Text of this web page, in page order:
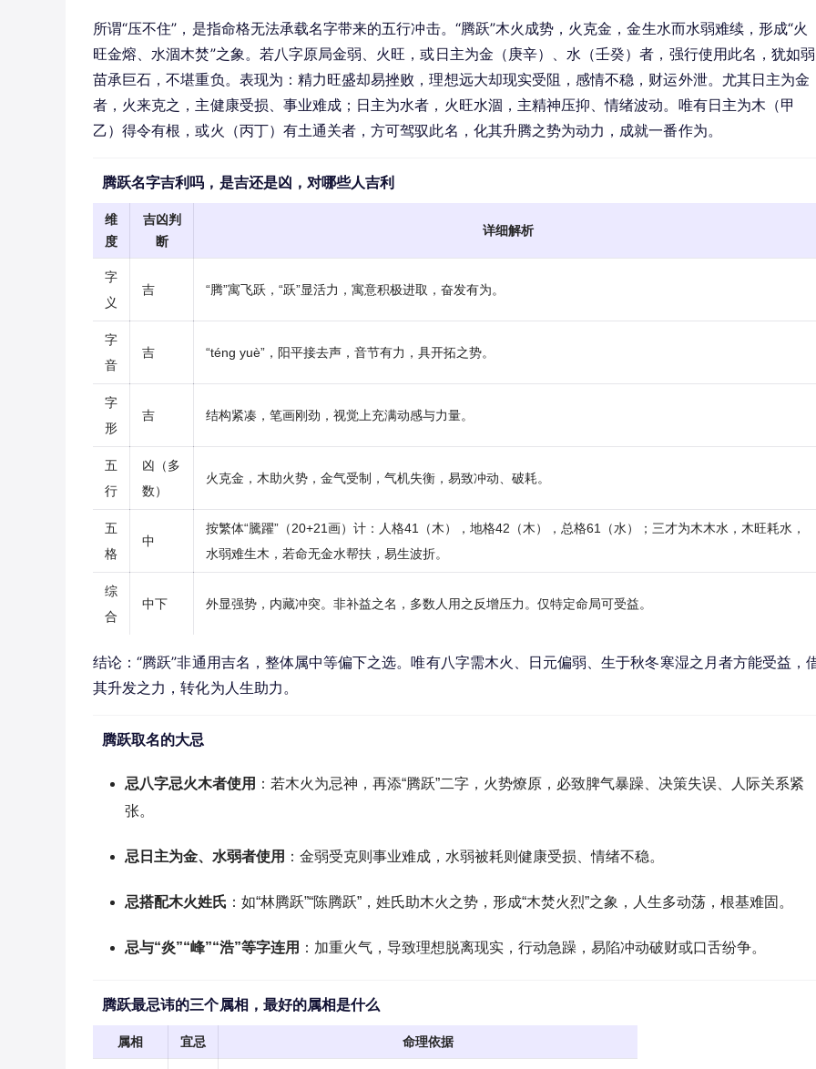
所谓“压不住”，是指命格无法承载名字带来的五行冲击。“腾跃”木火成势，火克金，金生水而水弱难续，形成“火
旺金熔、水涸木焚”之象。若八字原局金弱、火旺，或日主为金（庚辛）、水（壬癸）者，强行使用此名，犹如弱
苗承巨石，不堪重负。表现为：精力旺盛却易挫败，理想远大却现实受阻，感情不稳，财运外泄。尤其日主为金
者，火来克之，主健康受损、事业难成；日主为水者，火旺水涸，主精神压抑、情绪波动。唯有日主为木（甲
乙）得令有根，或火（丙丁）有土通关者，方可驾驭此名，化其升腾之势为动力，成就一番作为。
腾跃名字吉利吗，是吉还是凶，对哪些人吉利
维
度
吉凶判
断
详细解析
字
义
吉 “腾”寓飞跃，“跃”显活力，寓意积极进取，奋发有为。
字
音
吉 “téng yuè”，阳平接去声，音节有力，具开拓之势。
字
形
吉 结构紧凑，笔画刚劲，视觉上充满动感与力量。
五
行
凶（多
数）
火克金，木助火势，金气受制，气机失衡，易致冲动、破耗。
五
格
中
按繁体“騰躍”（20+21画）计：人格41（木），地格42（木），总格61（水）；三才为木木水，木旺耗水，
水弱难生木，若命无金水帮扶，易生波折。
综
合
中下 外显强势，内藏冲突。非补益之名，多数人用之反增压力。仅特定命局可受益。
结论：“腾跃”非通用吉名，整体属中等偏下之选。唯有八字需木火、日元偏弱、生于秋冬寒湿之月者方能受益，
其升发之力，转化为人生助力。
腾跃取名的大忌
忌八字忌火木者使用 ：若木火为忌神，再添“腾跃”二字，火势燎原，必致脾气暴躁、决策失误、人际关系紧
张。
忌日主为金、水弱者使用 ：金弱受克则事业难成，水弱被耗则健康受损、情绪不稳。
忌搭配木火姓氏 ：如“林腾跃”“陈腾跃”，姓氏助木火之势，形成“木焚火烈”之象，人生多动荡，根基难固。
忌与“炎”“峰”“浩”等字连用 ：加重火气，导致理想脱离现实，行动急躁，易陷冲动破财或口舌纷争。
腾跃最忌讳的三个属相，最好的属相是什么
属相 宜忌 命理依据